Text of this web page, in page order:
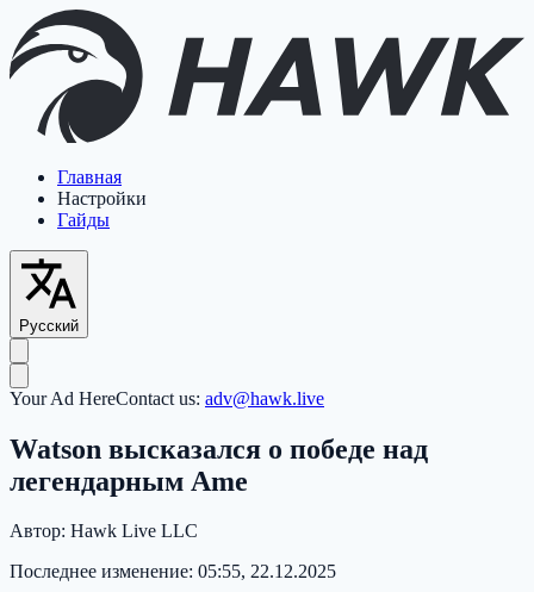
Главная
Настройки
Гайды
Русский
Your Ad HereContact us: adv@hawk.live
Watson высказался о победе над
легендарным Ame
Автор: Hawk Live LLC
Последнее изменение: 05:55, 22.12.2025